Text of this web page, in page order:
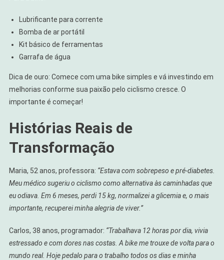
Lubrificante para corrente
Bomba de ar portátil
Kit básico de ferramentas
Garrafa de água
Dica de ouro: Comece com uma bike simples e vá investindo em
melhorias conforme sua paixão pelo ciclismo cresce. O
importante é começar!
Histórias Reais de
Transformação
Maria, 52 anos, professora: “Estava com sobrepeso e pré-diabetes.
Meu médico sugeriu o ciclismo como alternativa às caminhadas que
eu odiava. Em 6 meses, perdi 15 kg, normalizei a glicemia e, o mais
importante, recuperei minha alegria de viver.”
Carlos, 38 anos, programador: “Trabalhava 12 horas por dia, vivia
estressado e com dores nas costas. A bike me trouxe de volta para o
mundo real. Hoje pedalo para o trabalho todos os dias e minha